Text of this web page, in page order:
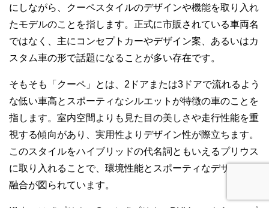
にしながら、クーペスタイルのデザインや機能を取り入れ
たモデルのことを指します。正式に市販されている車両名
ではなく、主にコンセプトカーやデザイン案、あるいはカ
スタム車の形で話題になることが多い存在です。
そもそも「クーペ」とは、2ドアまたは3ドアで流れるよう
な低い車高とスポーティなシルエットが特徴の車のことを
指します。室内空間よりも見た目の美しさや走行性能を重
視する傾向があり、実用性よりデザイン性が際立ちます。
このスタイルをハイブリッドの代名詞ともいえるプリウス
に取り入れることで、環境性能とスポーティなデザインの
融合が図られています。